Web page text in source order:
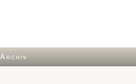
Archiv